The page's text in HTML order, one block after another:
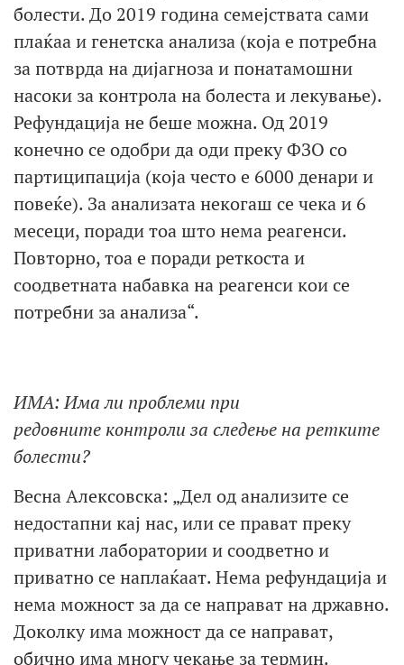
болести. До 2019 година семејствата сами
плаќаа и генетска анализа (која е потребна
за потврда на дијагноза и понатамошни
насоки за контрола на болеста и лекување).
Рефундација не беше можна. Од 2019
конечно се одобри да оди преку ФЗО со
партиципација (која често е 6000 денари и
повеќе). За анализата некогаш се чека и 6
месеци, поради тоа што нема реагенси.
Повторно, тоа е поради реткоста и
соодветната набавка на реагенси кои се
потребни за анализа“.
ИМА: Има ли проблеми при
редовните контроли за следење на ретките
болести?
Весна Алексовска: „Дел од анализите се
недостапни кај нас, или се прават преку
приватни лаборатории и соодветно и
приватно се наплаќаат. Нема рефундација и
нема можност за да се направат на државно.
Доколку има можност да се направат,
обично има многу чекање за термин.